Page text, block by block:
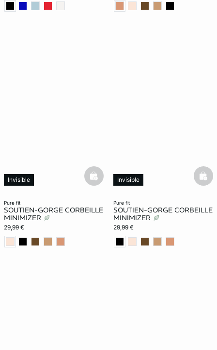
pure fit
SOUTIEN-GORGE CORBEILLE
MINIMIZER
29,99 €
Invisible
basketfull
pure fit
SOUTIEN-GORGE CORBEILLE
MINIMIZER
29,99 €
Invisible